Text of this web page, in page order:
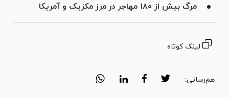
مرگ بیش از ۱۸۰ مهاجر در مرز مکزیک و آمریکا
لینک کوتاه
هم‌رسانی: